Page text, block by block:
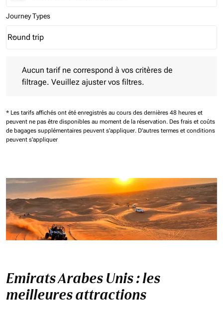
Journey Types
Journey Types option Round trip Selected
Round trip
keyboard_arrow_down
Aucun tarif ne correspond à vos critères de
filtrage. Veuillez ajuster vos filtres.
* Les tarifs affichés ont été enregistrés au cours des dernières 48 heures et
peuvent ne pas être disponibles au moment de la réservation. Des frais et coûts
de bagages supplémentaires peuvent s'appliquer. D'autres termes et conditions
peuvent s'appliquer
Emirats Arabes Unis : les
meilleures attractions